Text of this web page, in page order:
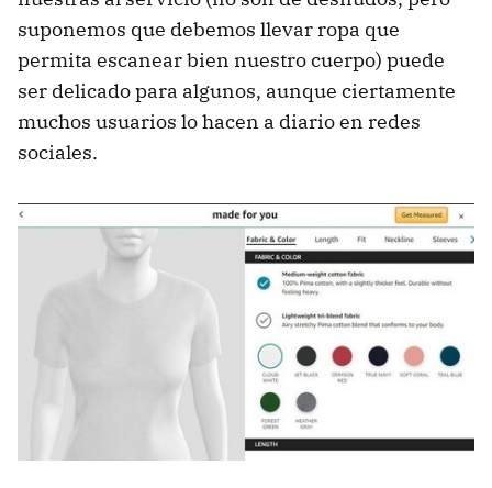
suponemos que debemos llevar ropa que
permita escanear bien nuestro cuerpo) puede
ser delicado para algunos, aunque ciertamente
muchos usuarios lo hacen a diario en redes
sociales.